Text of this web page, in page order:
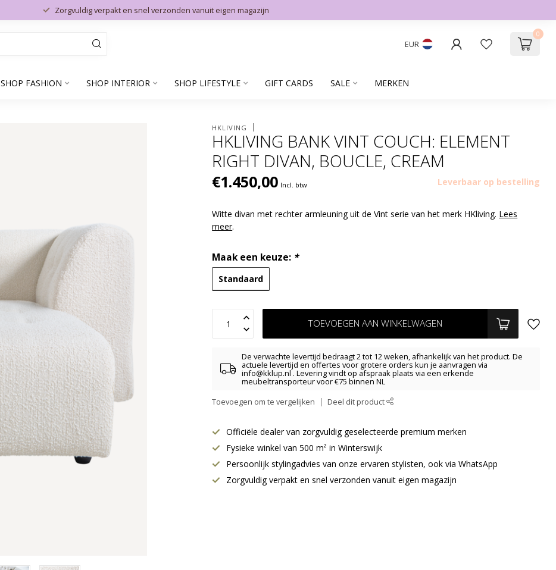
Zorgvuldig verpakt en snel verzonden vanuit eigen magazijn
EUR
0
SHOP FASHION SHOP INTERIOR SHOP LIFESTYLE GIFT CARDS SALE MERKEN
HKLIVING
HKLIVING BANK VINT COUCH: ELEMENT
RIGHT DIVAN, BOUCLE, CREAM
€1.450,00 Incl. btw Leverbaar op bestelling
Witte divan met rechter armleuning uit de Vint serie van het merk HKliving. Lees
meer.
Maak een keuze: *
Standaard
TOEVOEGEN AAN WINKELWAGEN
De verwachte levertijd bedraagt 2 tot 12 weken, afhankelijk van het product. De
actuele levertijd en offertes voor grotere orders kun je aanvragen via
info@kklup.nl. Levering vindt op afspraak plaats via een erkende
meubeltransporteur voor €75 binnen NL
Toevoegen om te vergelijken Deel dit product
Officiële dealer van zorgvuldig geselecteerde premium merken
Fysieke winkel van 500 m² in Winterswijk
Persoonlijk stylingadvies van onze ervaren stylisten, ook via WhatsApp
Zorgvuldig verpakt en snel verzonden vanuit eigen magazijn